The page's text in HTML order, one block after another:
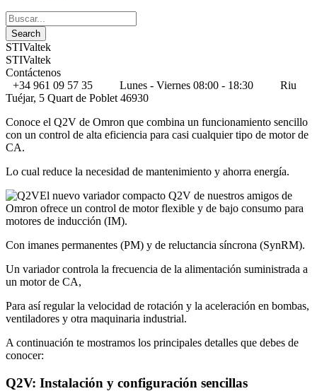
STIValtek
STIValtek
Contáctenos
+34 961 09 57 35
Lunes - Viernes 08:00 - 18:30
Riu
Tuéjar, 5 Quart de Poblet 46930
Conoce el Q2V de Omron que combina un funcionamiento sencillo
con un control de alta eficiencia para casi cualquier tipo de motor de
CA.
Lo cual reduce la necesidad de mantenimiento y ahorra energía.
El nuevo variador compacto Q2V de nuestros amigos de
Omron ofrece un control de motor flexible y de bajo consumo para
motores de inducción (IM).
Con imanes permanentes (PM) y de reluctancia síncrona (SynRM).
Un variador controla la frecuencia de la alimentación suministrada a
un motor de CA,
Para así regular la velocidad de rotación y la aceleración en bombas,
ventiladores y otra maquinaria industrial.
A continuación te mostramos los principales detalles que debes de
conocer:
Q2V: Instalación y configuración sencillas